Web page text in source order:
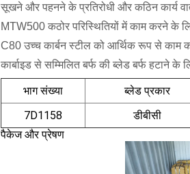
सूखने और पहनने के प्रतिरोधी और कठिन कार्य
MTW500 कठोर परिस्थितियों में काम करने के
C80 उच्च कार्बन स्टील को आर्थिक रूप से काम
कार्बाइड से सम्मिलित बर्फ की ब्लेड बर्फ हटाने के
भाग संख्या ब्लेड प्रकार
7D1158
डीबीसी
पैकेज और प्रेषण